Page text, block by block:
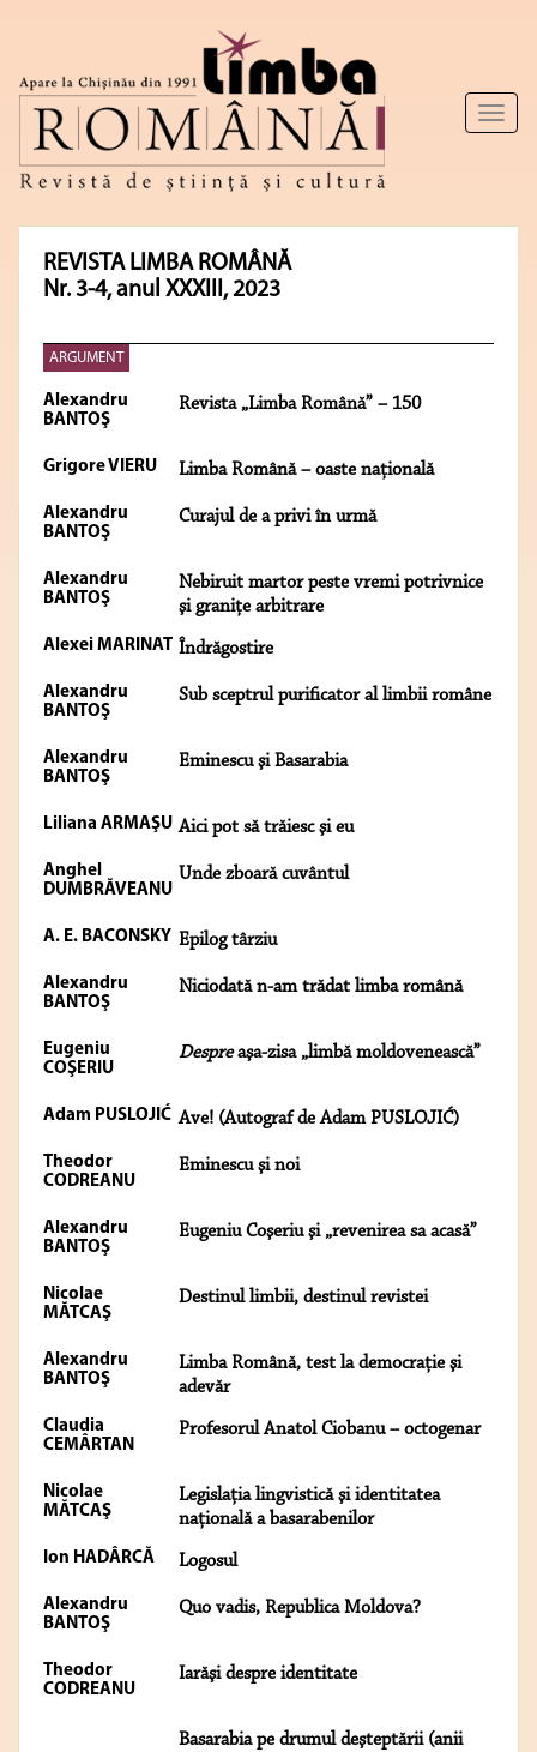
Toggle
REVISTA LIMBA ROMÂNĂ
Nr. 3-4, anul XXXIII, 2023
ARGUMENT
Alexandru
BANTOŞ
Revista „Limba Română” – 150
Grigore VIERU Limba Română – oaste naţională
Alexandru
BANTOŞ
Curajul de a privi în urmă
Alexandru
BANTOŞ
Nebiruit martor peste vremi potrivnice
şi graniţe arbitrare
Alexei MARINAT Îndrăgostire
Alexandru
BANTOŞ
Sub sceptrul purificator al limbii române
Alexandru
BANTOŞ
Eminescu şi Basarabia
Liliana ARMAŞU Aici pot să trăiesc şi eu
Anghel
DUMBRĂVEANU
Unde zboară cuvântul
A. E. BACONSKY Epilog târziu
Alexandru
BANTOŞ
Niciodată n-am trădat limba română
Eugeniu
COŞERIU
Despreaşa-zisa „limbă moldovenească”
Adam PUSLOJIĆ Ave! (Autograf de Adam PUSLOJIĆ)
Theodor
CODREANU
Eminescu şi noi
Alexandru
BANTOŞ
Eugeniu Coşeriu şi „revenirea sa acasă”
Nicolae
MĂTCAŞ
Destinul limbii, destinul revistei
Alexandru
BANTOŞ
Limba Română, test la democraţie şi
adevăr
Claudia
CEMÂRTAN
Profesorul Anatol Ciobanu – octogenar
Nicolae
MĂTCAŞ
Legislaţia lingvistică şi identitatea
naţională a basarabenilor
Ion HADÂRCĂ Logosul
Alexandru
BANTOŞ
Quo vadis, Republica Moldova?
Theodor
CODREANU
Iarăşi despre identitate
Basarabia pe drumul deşteptării (anii